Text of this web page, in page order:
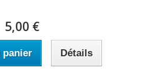
5,00 €
panier Détails